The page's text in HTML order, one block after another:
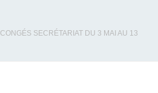
CONGÉS SECRÉTARIAT DU 3 MAI AU 13